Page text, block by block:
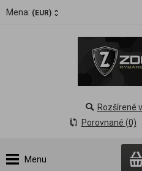
Mena: (EUR)
Menu
Rozšírené
Porovnané (0)